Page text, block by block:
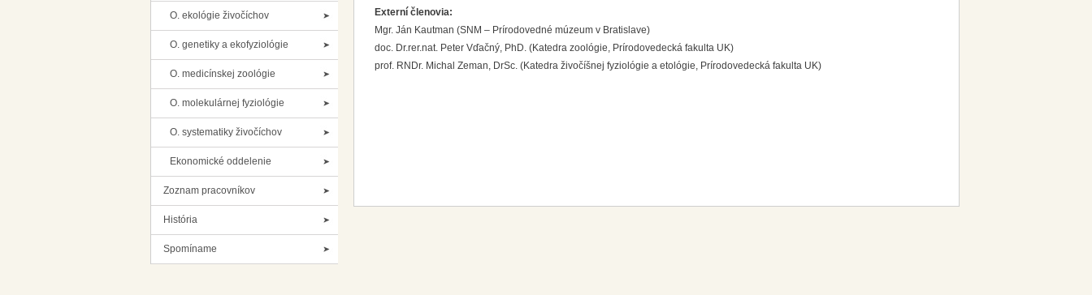
O. ekológie živočíchov
O. genetiky a ekofyziológie
O. medicínskej zoológie
O. molekulárnej fyziológie
O. systematiky živočíchov
Ekonomické oddelenie
Zoznam pracovníkov
História
Spomíname
Externí členovia:
Mgr. Ján Kautman (SNM – Prírodovedné múzeum v Bratislave)
doc. Dr.rer.nat. Peter Vďačný, PhD. (Katedra zoológie, Prírodovedecká fakulta UK)
prof. RNDr. Michal Zeman, DrSc. (Katedra živočíšnej fyziológie a etológie, Prírodovedecká fakulta UK)